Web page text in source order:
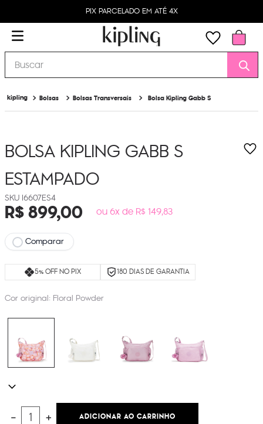
PIX PARCELADO EM ATÉ 4X
Buscar
Bolsas Bolsas Transversais Bolsa Kipling Gabb S
BOLSA KIPLING GABB S
ESTAMPADO
I6607ES4
R$899,00 ou 6x de R$ 149,83
Comparar
5% OFF NO PIX 180 DIAS DE GARANTIA
Cor original: Floral Powder
＋
－ ADICIONAR AO CARRINHO